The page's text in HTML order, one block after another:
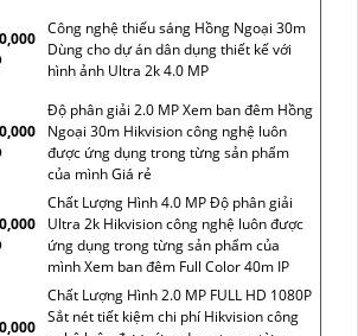
Công nghệ thiếu sáng Hồng Ngoại 30m
Dùng cho dự án dân dụng thiết kế với
hình ảnh Ultra 2k 4.0 MP
Độ phân giải 2.0 MP Xem ban đêm Hồng
Ngoại 30m Hikvision công nghệ luôn
được ứng dụng trong từng sản phẩm
của mình Giá rẻ
Chất Lượng Hình 4.0 MP Độ phân giải
Ultra 2k Hikvision công nghệ luôn được
ứng dụng trong từng sản phẩm của
mình Xem ban đêm Full Color 40m IP
Chất Lượng Hình 2.0 MP FULL HD 1080P
Sắt nét tiết kiệm chi phí Hikvision công